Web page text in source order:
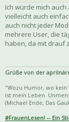
Ich würde mich
vielleicht auch
auch nicht jeder
mehrere User, die
haben, da mit drauf
Grüße von der
"Wozu Humor, wo
ist mein Leben.
(Michael Ende, Das
#FrauenLesen! -- Ein